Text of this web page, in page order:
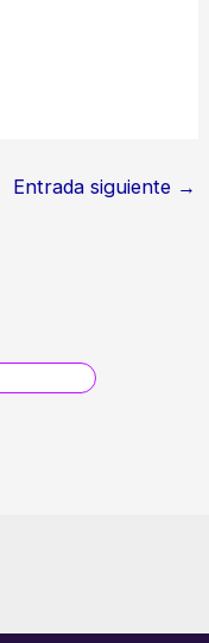
Entrada siguiente →